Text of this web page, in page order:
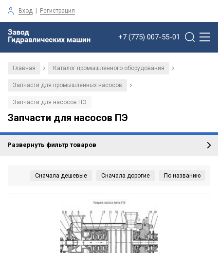
Вход | Регистрация
+7 (775) 007-55-01
Главная / Каталог промышленного оборудования /
Запчасти для промышленных насосов /
Запчасти для насосов ПЭ
Запчасти для насосов ПЭ
Развернуть фильтр товаров